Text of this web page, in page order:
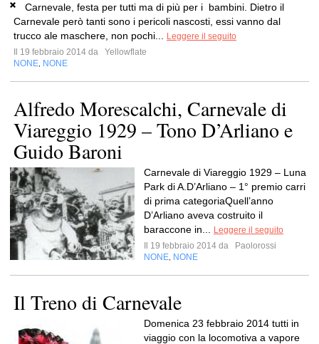
Carnevale, festa per tutti ma di più per i bambini. Dietro il
Carnevale però tanti sono i pericoli nascosti, essi vanno dal
trucco ale maschere, non pochi...
Leggere il seguito
Il 19 febbraio 2014 da
Yellowflate
NONE NONE
Alfredo Morescalchi, Carnevale di
Viareggio 1929 – Tono D’Arliano e
Guido Baroni
Carnevale di Viareggio 1929 – Luna
Park di A.D’Arliano – 1° premio carri
di prima categoriaQuell’anno
D’Arliano aveva costruito il
baraccone in...
Leggere il seguito
Il 19 febbraio 2014 da
Paolorossi
NONE NONE
Il Treno di Carnevale
Domenica 23 febbraio 2014 tutti in
viaggio con la locomotiva a vapore